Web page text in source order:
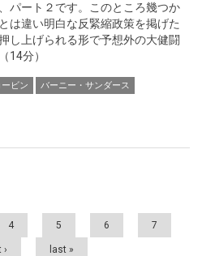
パート２です。このところ幾つか
は違い明白な反緊縮政策を掲げた
し上げられる形で予想外の大健闘
14分）
ビン
バーニー・サンダース
4 5 6 7
› last »